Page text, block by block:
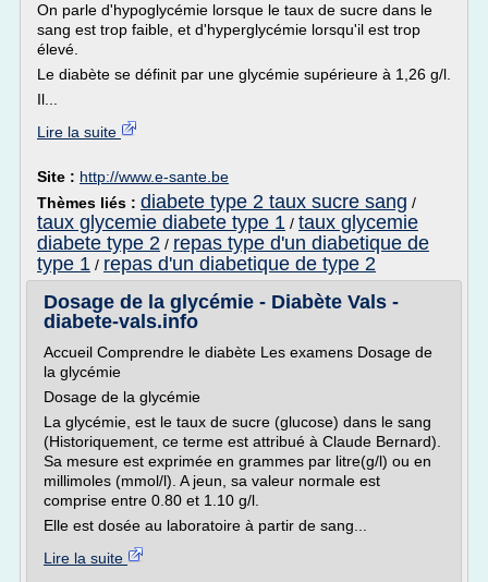
On parle d'hypoglycémie lorsque le taux de sucre dans le
sang est trop faible, et d'hyperglycémie lorsqu'il est trop
élevé.
Le diabète se définit par une glycémie supérieure à 1,26 g/l.
Il...
Lire la suite
Site : http://www.e-sante.be
Thèmes liés : diabete type 2 taux sucre sang /
taux glycemie diabete type 1 / taux glycemie
diabete type 2 / repas type d'un diabetique de
type 1 / repas d'un diabetique de type 2
Dosage de la glycémie - Diabète Vals -
diabete-vals.info
Accueil Comprendre le diabète Les examens Dosage de
la glycémie
Dosage de la glycémie
La glycémie, est le taux de sucre (glucose) dans le sang
(Historiquement, ce terme est attribué à Claude Bernard).
Sa mesure est exprimée en grammes par litre(g/l) ou en
millimoles (mmol/l). A jeun, sa valeur normale est
comprise entre 0.80 et 1.10 g/l.
Elle est dosée au laboratoire à partir de sang...
Lire la suite